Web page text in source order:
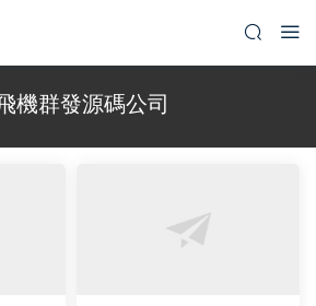
機群發源碼公司